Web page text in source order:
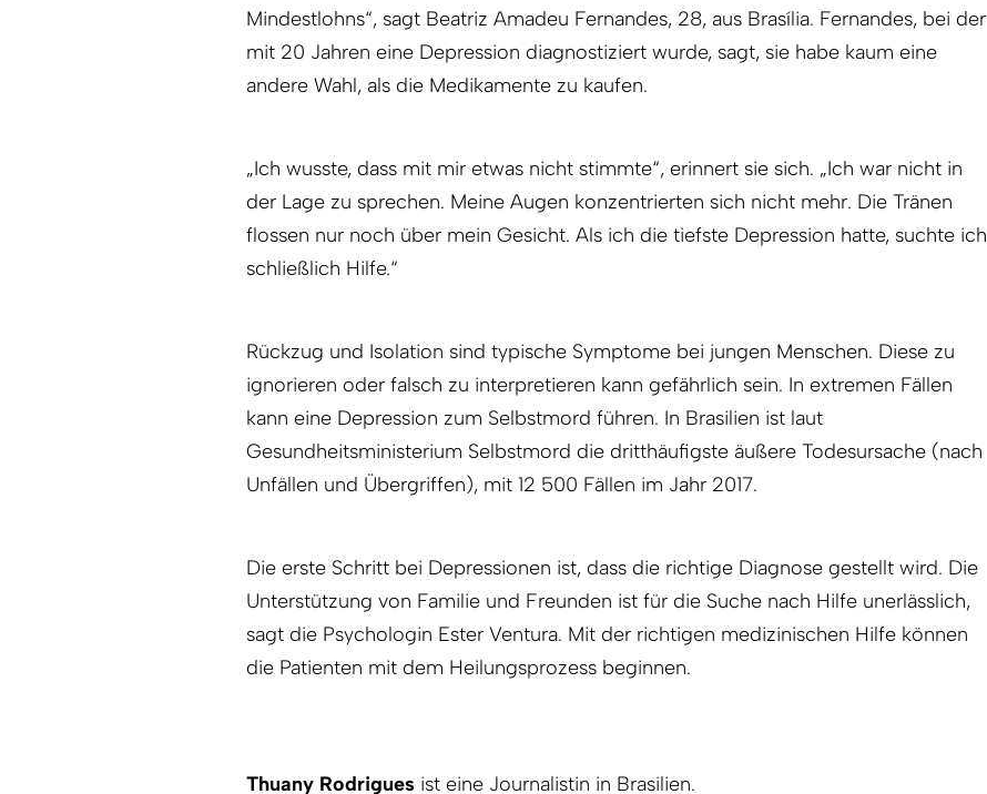
Mindestlohns“, sagt Beatriz Amadeu Fernandes, 28, aus Brasília. Fernandes, bei der
mit 20 Jahren eine Depression diagnostiziert wurde, sagt, sie habe kaum eine
andere Wahl, als die Medikamente zu kaufen.
„Ich wusste, dass mit mir etwas nicht stimmte“, erinnert sie sich. „Ich war nicht in
der Lage zu sprechen. Meine Augen konzentrierten sich nicht mehr. Die Tränen
flossen nur noch über mein Gesicht. Als ich die tiefste Depression hatte, suchte ich
schließlich Hilfe.“
Rückzug und Isolation sind typische Symptome bei jungen Menschen. Diese zu
ignorieren oder falsch zu interpretieren kann gefährlich sein. In extremen Fällen
kann eine Depression zum Selbstmord führen. In Brasilien ist laut
Gesundheitsministerium Selbstmord die dritthäufigste äußere Todesursache (nach
Unfällen und Übergriffen), mit 12 500 Fällen im Jahr 2017.
Die erste Schritt bei Depressionen ist, dass die richtige Diagnose gestellt wird. Die
Unterstützung von Familie und Freunden ist für die Suche nach Hilfe unerlässlich,
sagt die Psychologin Ester Ventura. Mit der richtigen medizinischen Hilfe können
die Patienten mit dem Heilungsprozess beginnen.
Thuany Rodrigues ist eine Journalistin in Brasilien.